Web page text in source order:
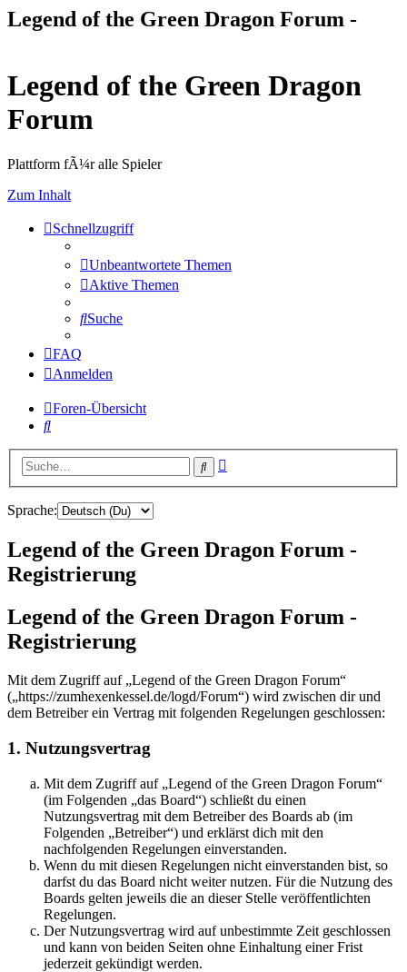
Legend of the Green Dragon Forum -
Legend of the Green Dragon
Forum
Plattform fÃ¼r alle Spieler
Zum Inhalt
Schnellzugriff
Unbeantwortete Themen
Aktive Themen
Suche
FAQ
Anmelden
Foren-Übersicht
Suche
Suche
Sprache:
Legend of the Green Dragon Forum -
Registrierung
Legend of the Green Dragon Forum -
Registrierung
Mit dem Zugriff auf „Legend of the Green Dragon Forum“
(„https://zumhexenkessel.de/logd/Forum“) wird zwischen dir und
dem Betreiber ein Vertrag mit folgenden Regelungen geschlossen:
1. Nutzungsvertrag
Mit dem Zugriff auf „Legend of the Green Dragon Forum“
(im Folgenden „das Board“) schließt du einen
Nutzungsvertrag mit dem Betreiber des Boards ab (im
Folgenden „Betreiber“) und erklärst dich mit den
nachfolgenden Regelungen einverstanden.
Wenn du mit diesen Regelungen nicht einverstanden bist, so
darfst du das Board nicht weiter nutzen. Für die Nutzung des
Boards gelten jeweils die an dieser Stelle veröffentlichten
Regelungen.
Der Nutzungsvertrag wird auf unbestimmte Zeit geschlossen
und kann von beiden Seiten ohne Einhaltung einer Frist
jederzeit gekündigt werden.